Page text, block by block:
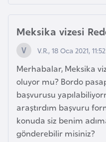
Meksika vizesi
V.R., 18 Oca 2021, 11:52
Merhabalar, Meksika
oluyor mu? Bordo
başvurusu
araştırdım başvuru
konuda siz benim
gönderebilir misiniz?
o
e
ü
n
e
y
S
u